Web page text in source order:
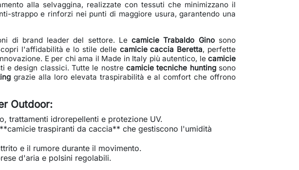
alla selvaggina, realizzate con tessuti che minimizzano il
strappo e rinforzi nei punti di maggiore usura, garantendo una
di brand leader del settore. Le camicie Trabaldo Ginosono
l'affidabilità e lo stile delle camicie caccia Beretta, perfette
E per chi ama il Made in Italy più autentico, le camicie
e design classici. Tutte le nostrecamicie tecniche huntingsono
grazie alla loro elevata traspirabilità e al comfort che offrono
Outdoor:
trattamenti idrorepellenti e protezione UV.
traspiranti da caccia** che gestiscono l'umidità
e il rumore durante il movimento.
d'aria e polsini regolabili.